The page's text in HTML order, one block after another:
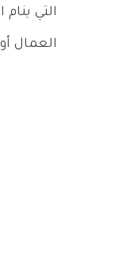
التي
العمال